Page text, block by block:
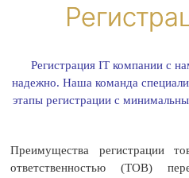
Регистрация IT компании с
надежно. Наша команда
этапы регистрации с
Преимущества регистрации
ответственностью (ТОВ)